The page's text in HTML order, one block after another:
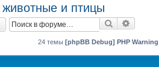
и птицы
Поиск
24 темы [phpBB Debug] PHP Warning